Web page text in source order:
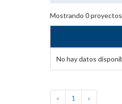
Mostrando 0proyectos
No hay datos
« 1 »